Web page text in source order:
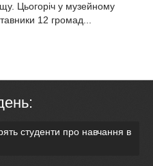
Цьогоріч у музейному
12 громад...
студенти про навчання в